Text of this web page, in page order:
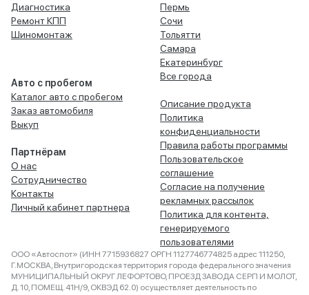
Диагностика
Ремонт КПП
Шиномонтаж
Авто с пробегом
Каталог авто с пробегом
Заказ автомобиля
Выкуп
Партнёрам
О нас
Сотрудничество
Контакты
Личный кабинет партнера
Пермь
Сочи
Тольятти
Самара
Екатеринбург
Все города
Описание продукта
Политика
конфиденциальности
Правила работы программы
Пользовательское
соглашение
Согласие на получение
рекламных рассылок
Политика для контента,
генерируемого
пользователями
ООО «Автоспот» (ИНН 7715936827 ОРГН 1127746774825 адрес 111250,
Г.МОСКВА, Внутригородская территория города федерального значения
МУНИЦИПАЛЬНЫЙ ОКРУГ ЛЕФОРТОВО, ПРОЕЗД ЗАВОДА СЕРП И МОЛОТ,
Д. 10, ПОМЕЩ. 41Н/9, ОКВЭД 62.0) осуществляет деятельность по